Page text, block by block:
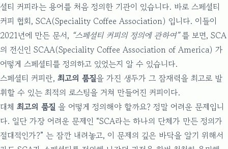
셜티 커피라는 용어를 처음 정의한 기관이 있습니다. 바로 스페셜티
커피 협회, SCA(Speciality Coffee Association) 입니다. 이들이
2021년에 만든 문서, “스페셜티 커피의 정의에 관하여”를 보면, SCA
의 전신인 SCAA(Speciality Coffee Association of America) 가
어떻게 스페셜티를 정의하고 있었는지 알 수 있습니다.
스페셜티 커피란, 최고의 품질을 가진 생두가 그 잠재력을 최고로 발
휘할 수 있는 최적의 로스팅을 거쳐 만들어진 커피이다.
대체 최고의 품질 을 어떻게 정의해야 할까요? 정말 어려운 문제입니
다. 일단 가장 어려운 문제인 “SCA라는 하나의 단체가 만든 정의가
절대적인가?” 는 잠깐 내려놓고, 이 문제의 깊은 바닥을 알기 위해서